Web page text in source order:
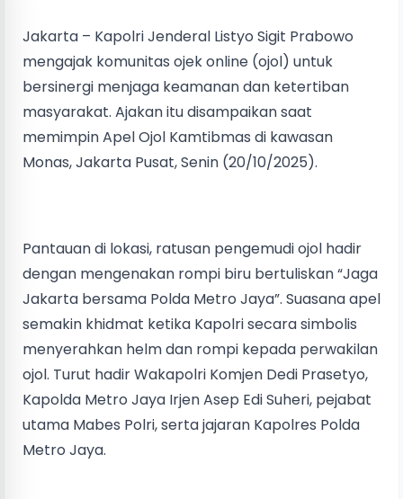
Jakarta – Kapolri Jenderal Listyo Sigit Prabowo
mengajak komunitas ojek online (ojol) untuk
bersinergi menjaga keamanan dan ketertiban
masyarakat. Ajakan itu disampaikan saat
memimpin Apel Ojol Kamtibmas di kawasan
Monas, Jakarta Pusat, Senin (20/10/2025).
Pantauan di lokasi, ratusan pengemudi ojol hadir
dengan mengenakan rompi biru bertuliskan “Jaga
Jakarta bersama Polda Metro Jaya”. Suasana apel
semakin khidmat ketika Kapolri secara simbolis
menyerahkan helm dan rompi kepada perwakilan
ojol. Turut hadir Wakapolri Komjen Dedi Prasetyo,
Kapolda Metro Jaya Irjen Asep Edi Suheri, pejabat
utama Mabes Polri, serta jajaran Kapolres Polda
Metro Jaya.